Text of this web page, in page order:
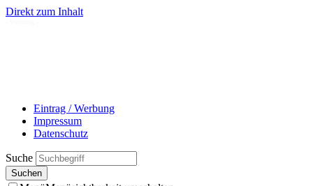
Direkt zum Inhalt
Eintrag / Werbung
Impressum
Datenschutz
Suche